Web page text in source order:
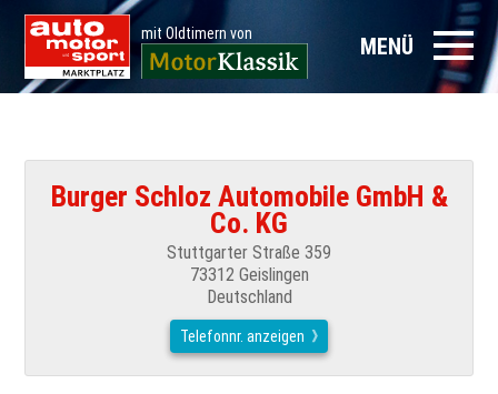
mit Oldtimern von MENÜ
Burger Schloz Automobile GmbH &
Co. KG
Stuttgarter Straße 359
73312 Geislingen
Deutschland
Telefonnr. anzeigen